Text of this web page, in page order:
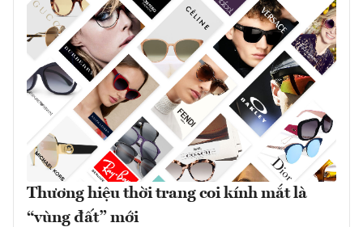
Thương hiệu thời trang coi kính mắt là
“vùng đất” mới